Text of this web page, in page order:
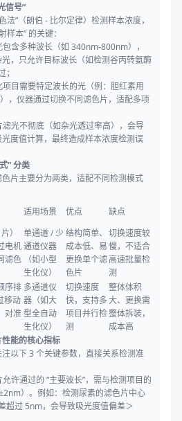
信号”
法”（朗伯 - 比尔定律）检测样本浓度，
本” 的关键：
含多种波长（如 340nm-800nm），
，只允许目标波长（如检测谷丙转氨酶
项目需要特定波长的光（例：胆红素用
，仪器通过切换不同滤色片，适配多项
滤光不彻底（如杂光透过率高），会导
度值计算，最终造成样本浓度检测误
” 分类
片主要分为两类，适配不同检测模式
适用场景 优点
缺点
）
电机
滤色
单通道 / 少
通道仪器
（如小型
生化仪）
结构简单、
成本低、易
更换单个滤
色片
切换速度较
慢，不适合
高速批量检
测
序排
移动
对准
多通道仪
器（如大
型全自动
生化仪）
切换速度
快，支持多
项目并行检
测
整体体积
大、更换需
整体拆装，
成本高
能的核心指标
以下 3 个关键参数，直接关系检测准
允许通过的 “主要波长”，需与检测项目的
）。例如：检测尿素的滤色片中心
超过 5nm，会导致吸光度值偏差＞